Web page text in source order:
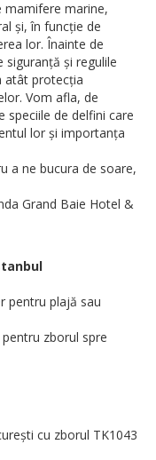
mamifere marine,
și, în funcție de
lor. Înainte de
siguranță și regulile
atât protecția
Vom afla, de
speciile de delfini care
lor și importanța
a ne bucura de soare,
Grand Baie Hotel &
pentru plajă sau
zborul spre
cu zborul TK1043